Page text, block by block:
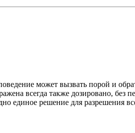
может вызвать порой и
всегда также дозировано, без
единое решение для разрешения